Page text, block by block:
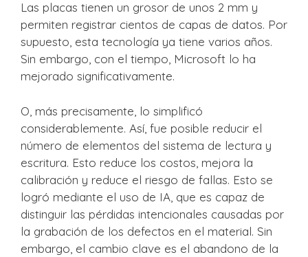
Las placas tienen un grosor de unos 2 mm y
permiten registrar cientos de capas de datos. Por
supuesto, esta tecnología ya tiene varios años.
Sin embargo, con el tiempo, Microsoft lo ha
mejorado significativamente.
O, más precisamente, lo simplificó
considerablemente. Así, fue posible reducir el
número de elementos del sistema de lectura y
escritura. Esto reduce los costos, mejora la
calibración y reduce el riesgo de fallas. Esto se
logró mediante el uso de IA, que es capaz de
distinguir las pérdidas intencionales causadas por
la grabación de los defectos en el material. Sin
embargo, el cambio clave es el abandono de la